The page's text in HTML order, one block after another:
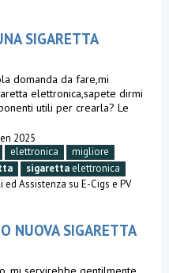
SIGARETTA
domanda da fare,mi
elettronica,sapete dirmi
utili per crearla? Le
2025
elettronica
migliore
sigaretta elettronica
ed Assistenza su E-Cigs e PV
NUOVA SIGARETTA